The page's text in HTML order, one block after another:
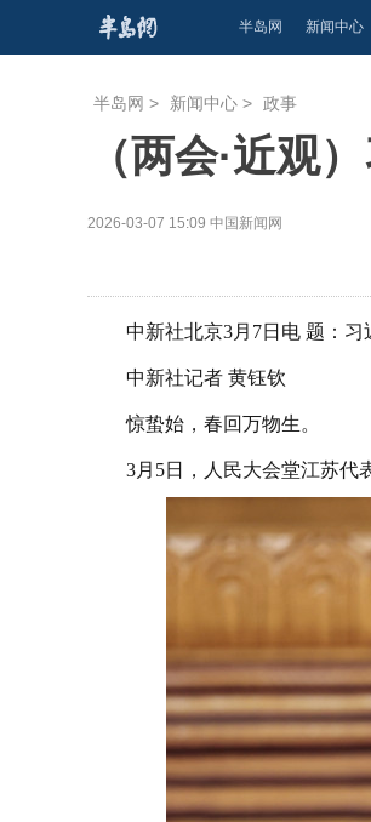
半岛网 新闻中心
半岛网 > 新闻中心 > 政事
（两会·近观
2026-03-07 15:09 中国新闻网
中新社北京3月7日电 题：习
中新社记者 黄钰钦
惊蛰始，春回万物生。
3月5日，人民大会堂江苏代